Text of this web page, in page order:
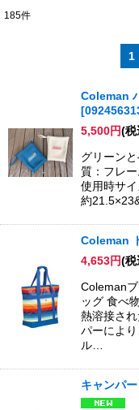
185件
1
Coleman
[
5,500円(税
グリーン
質：フレ
使用時サ
約
Coleman
4,653円(税
Coleman
ッグ 食べ
熱溶接さ
パーによ
ル…
キャンパ